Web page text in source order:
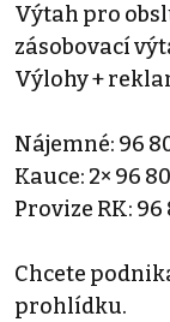
Výtah pro
zásobovací
Výlohy +
Nájemné: 96
Kauce: 2× 96
Provize RK: 96
Chcete
prohlídku.